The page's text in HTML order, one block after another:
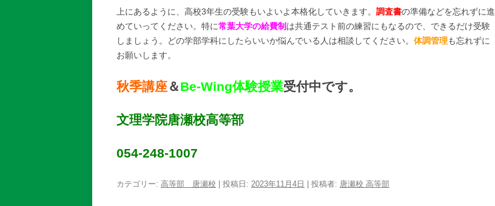
上にあるように、高校3年生の受験もいよいよ本格化していきます。 調査書の準備などを忘れずに進
めていってください。特に常葉大学の給費制 は共通テスト前の練習にもなるので、できるだけ受験
しましょう。どの学部学科にしたらいいか悩んでいる人は相談してください。 体調管理も忘れずに
お願いします。
秋季講座＆Be-Wing体験授業受付中です。
文理学院唐瀬校高等部
054-248-1007
カテゴリー: 高等部 唐瀬校 | 投稿日: 2023年11月4日 投稿者: 唐瀬校 高等部